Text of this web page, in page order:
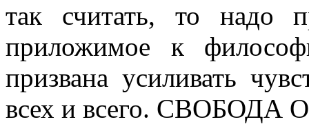
так считать, то надо
приложимое к
призвана усиливать
всех и всего. СВОБОДА